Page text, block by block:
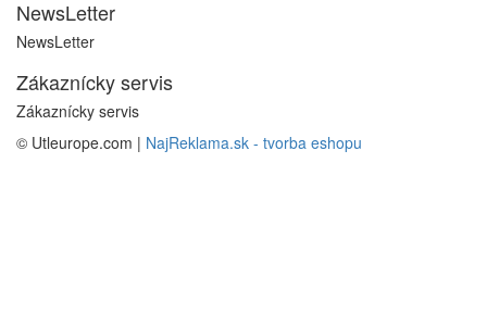
NewsLetter
NewsLetter
Zákaznícky servis
Zákaznícky servis
© Utleurope.com | NajReklama.sk - tvorba eshopu